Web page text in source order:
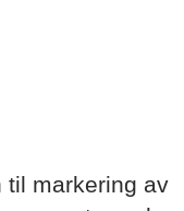
til markering av